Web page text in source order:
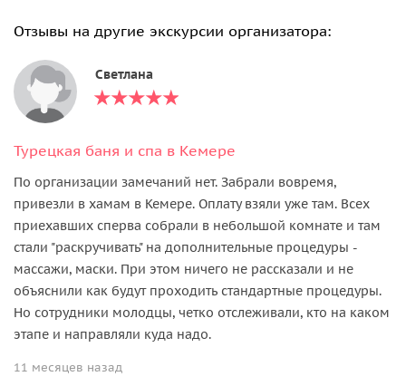
Отзывы на другие экскурсии организатора:
Светлана
Турецкая баня и спа в Кемере
По организации замечаний нет. Забрали вовремя,
привезли в хамам в Кемере. Оплату взяли уже там. Всех
приехавших сперва собрали в небольшой комнате и там
стали "раскручивать" на дополнительные процедуры -
массажи, маски. При этом ничего не рассказали и не
объяснили как будут проходить стандартные процедуры.
Но сотрудники молодцы, четко отслеживали, кто на каком
этапе и направляли куда надо.
11 месяцев назад